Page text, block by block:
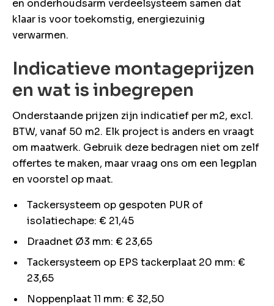
en onderhoudsarm verdeelsysteem samen dat
klaar is voor toekomstig, energiezuinig
verwarmen.
Indicatieve montageprijzen
en wat is inbegrepen
Onderstaande prijzen zijn indicatief per m2, excl.
BTW, vanaf 50 m2. Elk project is anders en vraagt
om maatwerk. Gebruik deze bedragen niet om zelf
offertes te maken, maar vraag ons om een legplan
en voorstel op maat.
Tackersysteem op gespoten PUR of
isolatiechape: € 21,45
Draadnet Ø3 mm: € 23,65
Tackersysteem op EPS tackerplaat 20 mm: €
23,65
Noppenplaat 11 mm: € 32,50